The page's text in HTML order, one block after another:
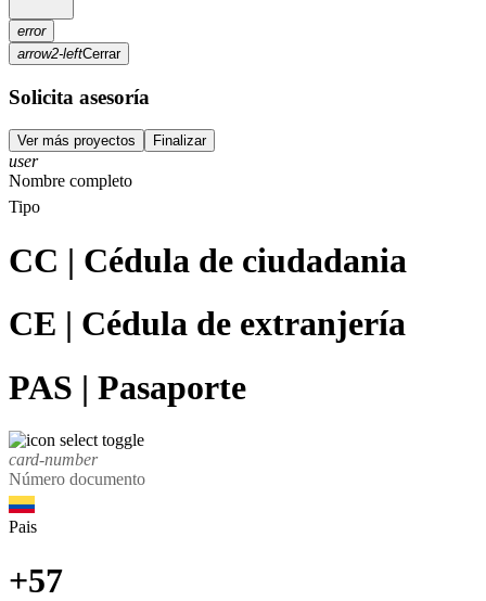
error
arrow2-leftCerrar
Solicita asesoría
Ver más proyectos Finalizar
user
Nombre completo
Tipo
CC | Cédula de ciudadania
CE | Cédula de extranjería
PAS | Pasaporte
card-number
Número documento
Pais
+57